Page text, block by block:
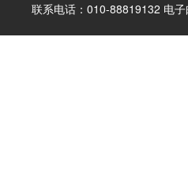
联系电话：010-88819132 电